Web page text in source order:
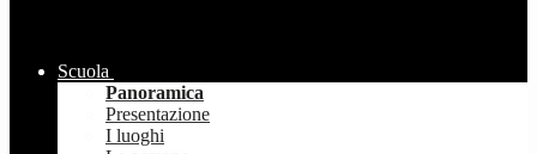
Scuola
Panoramica
Presentazione
I luoghi